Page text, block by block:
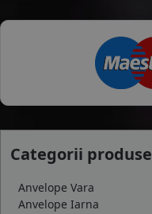
Categorii produse
Anvelope Vara
Anvelope Iarna